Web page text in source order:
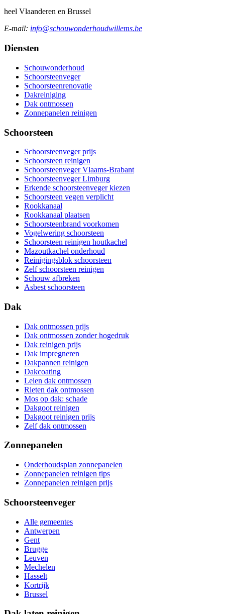
heel Vlaanderen en Brussel
E-mail: info@schouwonderhoudwillems.be
Diensten
Schouwonderhoud
Schoorsteenveger
Schoorsteenrenovatie
Dakreiniging
Dak ontmossen
Zonnepanelen reinigen
Schoorsteen
Schoorsteenveger prijs
Schoorsteen reinigen
Schoorsteenveger Vlaams-Brabant
Schoorsteenveger Limburg
Erkende schoorsteenveger kiezen
Schoorsteen vegen verplicht
Rookkanaal
Rookkanaal plaatsen
Schoorsteenbrand voorkomen
Vogelwering schoorsteen
Schoorsteen reinigen houtkachel
Mazoutkachel onderhoud
Reinigingsblok schoorsteen
Zelf schoorsteen reinigen
Schouw afbreken
Asbest schoorsteen
Dak
Dak ontmossen prijs
Dak ontmossen zonder hogedruk
Dak reinigen prijs
Dak impregneren
Dakpannen reinigen
Dakcoating
Leien dak ontmossen
Rieten dak ontmossen
Mos op dak: schade
Dakgoot reinigen
Dakgoot reinigen prijs
Zelf dak ontmossen
Zonnepanelen
Onderhoudsplan zonnepanelen
Zonnepanelen reinigen tips
Zonnepanelen reinigen prijs
Schoorsteenveger
Alle gemeentes
Antwerpen
Gent
Brugge
Leuven
Mechelen
Hasselt
Kortrijk
Brussel